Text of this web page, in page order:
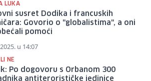
LUKA
susret Dodika i francuskih
Govorio o "globalistima", a oni
pomoći
u 14:07
NE
Po dogovoru s Orbanom 300
antiterorističke jedinice